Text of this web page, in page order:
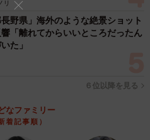
リ
長野県」海外のような絶景ショット
「離れてからいいところだったん
た」
６位以降を見る
なファミリー
着記事順）